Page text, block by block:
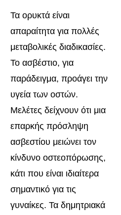
Τα ορυκτά είναι
απαραίτητα για πολλές
μεταβολικές διαδικασίες.
Το ασβέστιο, για
παράδειγμα, προάγει την
υγεία των οστών.
Μελέτες δείχνουν ότι μια
επαρκής πρόσληψη
ασβεστίου μειώνει τον
κίνδυνο οστεοπόρωσης,
κάτι που είναι ιδιαίτερα
σημαντικό για τις
γυναίκες. Τα δημητριακά